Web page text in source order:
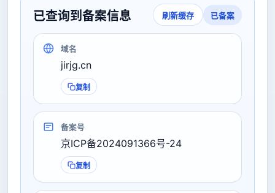
已查询到备案信息 刷新缓存 已备案
域名
jirjg.cn
复制
备案号
京ICP备2024091366号-24
复制